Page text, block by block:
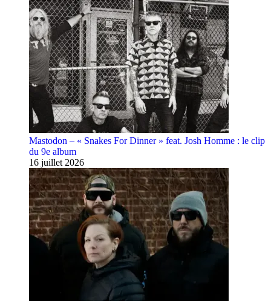
Mastodon – « Snakes For Dinner » feat. Josh Homme : le clip
du 9e album
16 juillet 2026